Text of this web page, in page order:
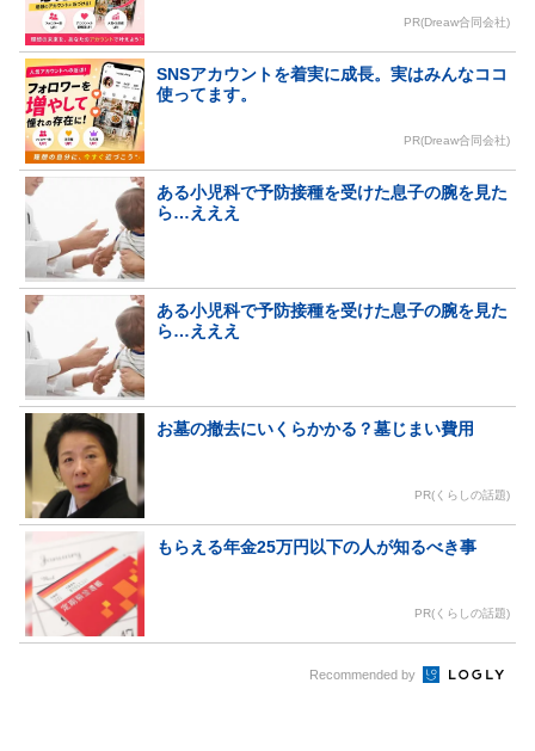
PR(Dreaw合同会社)
SNSアカウントを着実に成長。実はみんなココ
使ってます。
PR(Dreaw合同会社)
ある小児科で予防接種を受けた息子の腕を見た
ら…えええ
ある小児科で予防接種を受けた息子の腕を見た
ら…えええ
お墓の撤去にいくらかかる？墓じまい費用
PR(くらしの話題)
もらえる年金25万円以下の人が知るべき事
PR(くらしの話題)
Recommended by